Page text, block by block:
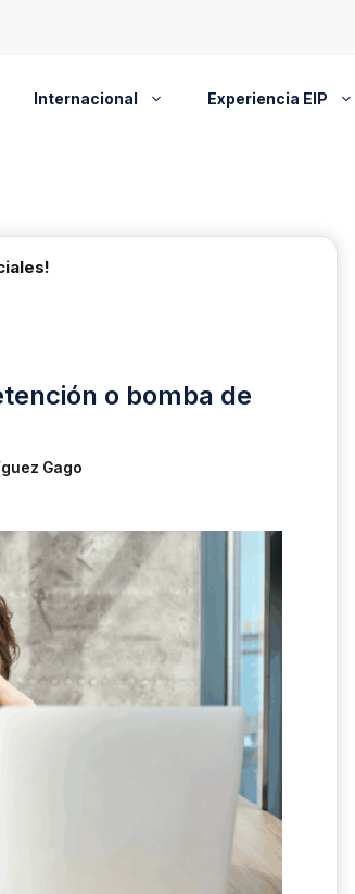
Internacional Experiencia EIP
o bomba de
Gago